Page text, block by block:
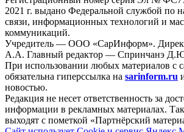
2021 г. выдано Федеральной службой по
связи, информационных технологий и
коммуникаций.
Учредитель — ООО «СарИнформ».
А.А. Главный редактор — Спринчанэ
При использовании любых материалов с
обязательна гиперссылка на sarinform.ru
новостью.
Редакция не несет ответственность за
информации в рекламных материалах.
выходят с пометкой «Партнёрский